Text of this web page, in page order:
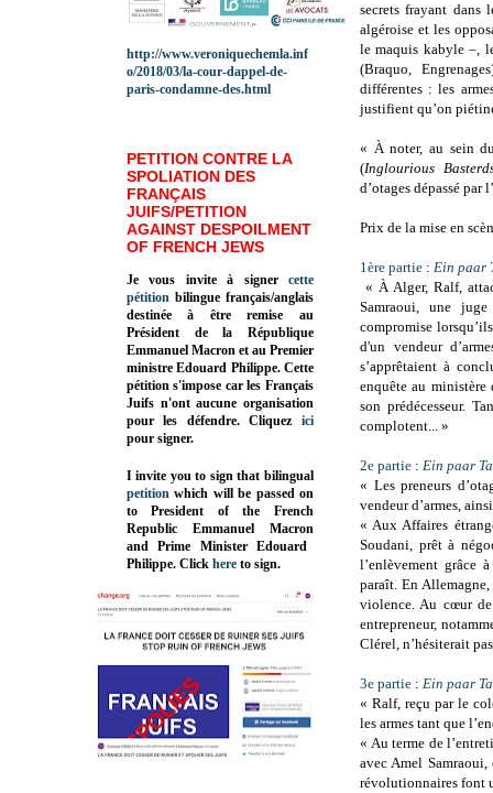
secrets frayant dans
algéroise et les
le maquis kabyle –,
(Braquo,
différentes : les
justifient qu’on
« À noter, au sein
(Inglourious
d’otages dépassé par
Prix de la mise en
1ère partie : Ein paar
« À Alger, Ralf,
Samraoui, une
compromise
d'un vendeur
s’apprêtaient à
enquête au ministère
son prédécesseur.
complotent... »
2e partie : Ein paar
« Les preneurs
vendeur d’armes,
« Aux Affaires
Soudani, prêt à
l’enlèvement grâce
paraît. En
violence. Au cœur
entrepreneur,
Clérel, n’hésiterait
3e partie : Ein paar
« Ralf, reçu par le
les armes tant que
« Au terme de
avec Amel
révolutionnaires font
http://www.veroniquechemla.inf
o/2018/03/la-cour-dappel-de-
paris-condamne-des.html
PETITION CONTRE LA
SPOLIATION DES
FRANÇAIS
JUIFS/PETITION
AGAINST DESPOILMENT
OF FRENCH JEWS
Je vous invite à signer cette
pétition bilingue français/anglais
destinée à être remise au
Président de la République
Emmanuel Macron et au Premier
ministre Edouard Philippe. Cette
pétition s'impose car les Français
Juifs n'ont aucune organisation
pour les défendre. Cliquez
ici
pour signer.
I invite you to sign that bilingual
petition which will be passed on
to President of the French
Republic Emmanuel Macron
and Prime MinisterEdouard
Philippe. Click here to sign.